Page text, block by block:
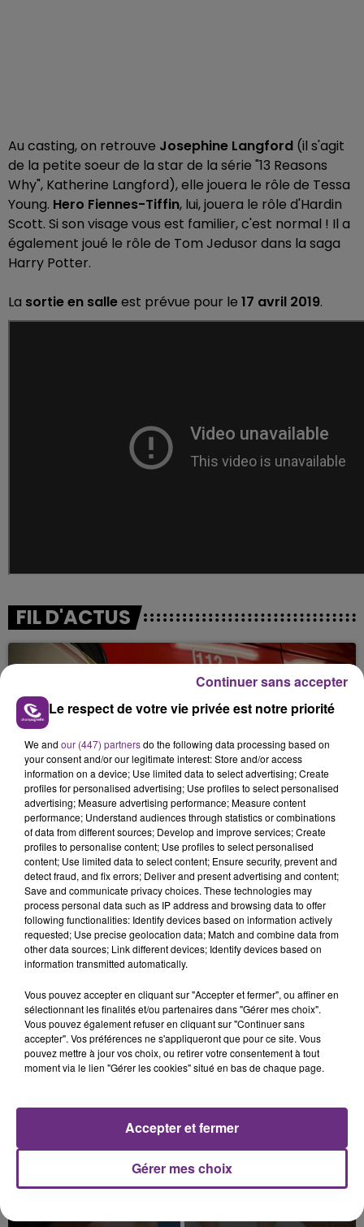
Au casting, on retrouve Josephine Langford (il s'agit
de la petite soeur de la star de la série "13 Reasons
Why", Katherine Langford), elle jouera le rôle de Tessa
Young. Hero Fiennes-Tiffin, lui, jouera le rôle d'Hardin
Scott. Si son visage vous est familier, c'est normal ! Il a
également joué le rôle de Tom Jedusor dans la saga
Harry Potter.
La sortie en salleest prévue pour le 17 avril 2019.
FIL D'ACTUS
UN FEU DE REMORQUE BLOQUE LA
CIRCULATION DANS LES ARDENNES
Un feu de remorque s'est déclaré ce mercredi en
fin de matinée sur l'A34.
VENEZ FÊTER CE WEEK-END
L'ANNIVERSAIRE DE WOINIC
Ce samedi 8 août sera un grand jour :
l'anniversaire du plus gros sanglier du monde.
Une fête est donc organisée et vous êtes tous
10h38
10h38
Le respect de votre vie privée est notre priorité
We and our (447) partnersdo the following data processing based on
your consent and/or our legitimate interest: Store and/or access
information on a device; Use limited data to select advertising; Create
profiles for personalised advertising; Use profiles to select personalised
advertising; Measure advertising performance; Measure content
performance; Understand audiences through statistics or combinations
of data from different sources; Develop and improve services; Create
profiles to personalise content; Use profiles to select personalised
content; Use limited data to select content; Ensure security, prevent and
detect fraud, and fix errors; Deliver and present advertising and content;
Save and communicate privacy choices. These technologies may
process personal data such as IP address and browsing data to offer
following functionalities: Identify devices based on information actively
requested; Use precise geolocation data; Match and combine data from
other data sources; Link different devices; Identify devices based on
information transmitted automatically.
Vous pouvez accepter en cliquant sur "Accepter et fermer", ou affiner en
sélectionnant les finalités et/ou partenaires dans "Gérer mes choix".
Vous pouvez également refuser en cliquant sur "Continuer sans
accepter". Vos préférences ne s'appliqueront que pour ce site. Vous
pouvez mettre à jour vos choix, ou retirer votre consentement à tout
moment via le lien "Gérer les cookies" situé en bas de chaque page.
Gérer mes choix
Accepter et fermer
Continuer sans accepter